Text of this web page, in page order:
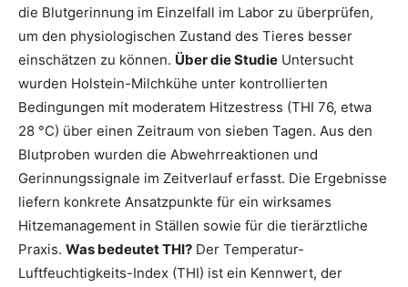
die Blutgerinnung im Einzelfall im Labor zu überprüfen,
um den physiologischen Zustand des Tieres besser
einschätzen zu können. Über die Studie Untersucht
wurden Holstein-Milchkühe unter kontrollierten
Bedingungen mit moderatem Hitzestress (THI 76, etwa
28 °C) über einen Zeitraum von sieben Tagen. Aus den
Blutproben wurden die Abwehrreaktionen und
Gerinnungssignale im Zeitverlauf erfasst. Die Ergebnisse
liefern konkrete Ansatzpunkte für ein wirksames
Hitzemanagement in Ställen sowie für die tierärztliche
Praxis. Was bedeutet THI? Der Temperatur-
Luftfeuchtigkeits-Index (THI) ist ein Kennwert, der